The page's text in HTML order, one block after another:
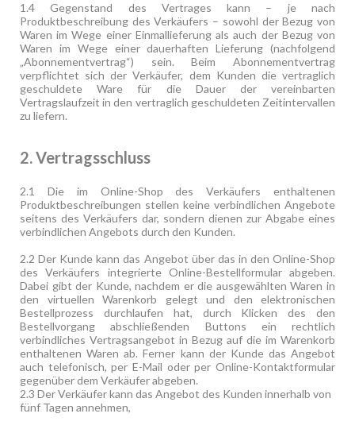
1.4 Gegenstand des Vertrages kann – je nach
Produktbeschreibung des Verkäufers – sowohl der Bezug von
Waren im Wege einer Einmallieferung als auch der Bezug von
Waren im Wege einer dauerhaften Lieferung (nachfolgend
„Abonnementvertrag“) sein. Beim Abonnementvertrag
verpflichtet sich der Verkäufer, dem Kunden die vertraglich
geschuldete Ware für die Dauer der vereinbarten
Vertragslaufzeit in den vertraglich geschuldeten Zeitintervallen
zu liefern.
2. Vertragsschluss
2.1 Die im Online-Shop des Verkäufers enthaltenen
Produktbeschreibungen stellen keine verbindlichen Angebote
seitens des Verkäufers dar, sondern dienen zur Abgabe eines
verbindlichen Angebots durch den Kunden.
2.2 Der Kunde kann das Angebot über das in den Online-Shop
des Verkäufers integrierte Online-Bestellformular abgeben.
Dabei gibt der Kunde, nachdem er die ausgewählten Waren in
den virtuellen Warenkorb gelegt und den elektronischen
Bestellprozess durchlaufen hat, durch Klicken des den
Bestellvorgang abschließenden Buttons ein rechtlich
verbindliches Vertragsangebot in Bezug auf die im Warenkorb
enthaltenen Waren ab. Ferner kann der Kunde das Angebot
auch telefonisch, per E-Mail oder per Online-Kontaktformular
gegenüber dem Verkäufer abgeben.
2.3 Der Verkäufer kann das Angebot des Kunden innerhalb von
fünf Tagen annehmen,